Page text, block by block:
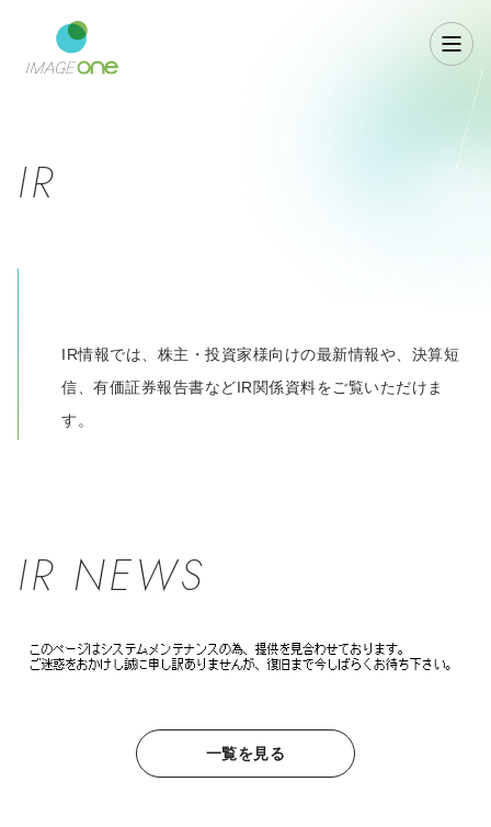
IR
IR情報では、株主・投資家様向けの最新情報や、決算短
信、有価証券報告書などIR関係資料をご覧いただけま
す。
IR NEWS
一覧を見る